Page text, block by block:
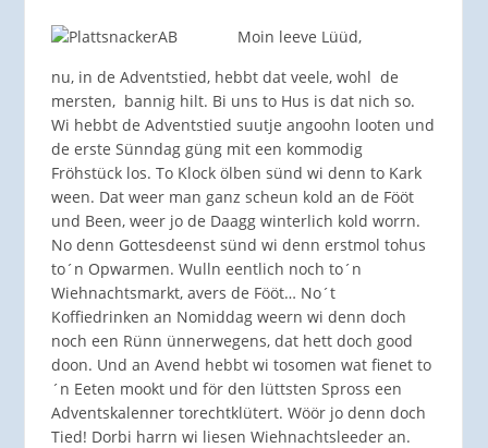
Moin leeve Lüüd,
nu, in de Adventstied, hebbt dat veele, wohl de
mersten, bannig hilt. Bi uns to Hus is dat nich so.
Wi hebbt de Adventstied suutje angoohn looten und
de erste Sünndag güng mit een kommodig
Fröhstück los. To Klock ölben sünd wi denn to Kark
ween. Dat weer man ganz scheun kold an de Fööt
und Been, weer jo de Daagg winterlich kold worrn.
No denn Gottesdeenst sünd wi denn erstmol tohus
to´n Opwarmen. Wulln eentlich noch to´n
Wiehnachtsmarkt, avers de Fööt… No´t
Koffiedrinken an Nomiddag weern wi denn doch
noch een Rünn ünnerwegens, dat hett doch good
doon. Und an Avend hebbt wi tosomen wat fienet to
´n Eeten mookt und för den lüttsten Spross een
Adventskalenner torechtklütert. Wöör jo denn doch
Tied! Dorbi harrn wi liesen Wiehnachtsleeder an.